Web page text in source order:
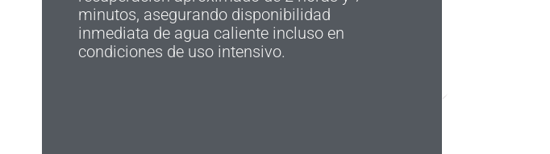
minutos, asegurando disponibilidad
inmediata de agua caliente incluso en
condiciones de uso intensivo.